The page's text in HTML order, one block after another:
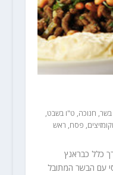
בשר, חנוכה, ט"ו בשבט,
, פסח, ראש
כלל כבראנץ
עם הבשר המתובל